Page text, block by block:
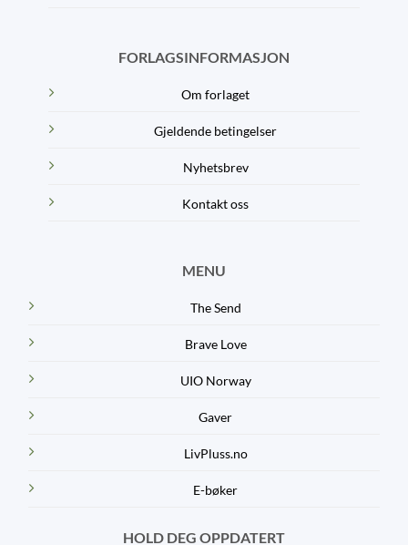
FORLAGSINFORMASJON
Om forlaget
Gjeldende betingelser
Nyhetsbrev
Kontakt oss
MENU
The Send
Brave Love
UIO Norway
Gaver
LivPluss.no
E-bøker
HOLD DEG OPPDATERT